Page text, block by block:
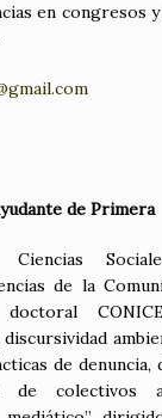
en congresos
de Primera
Ciencias
de la
doctoral
de denuncia,
de colectivos